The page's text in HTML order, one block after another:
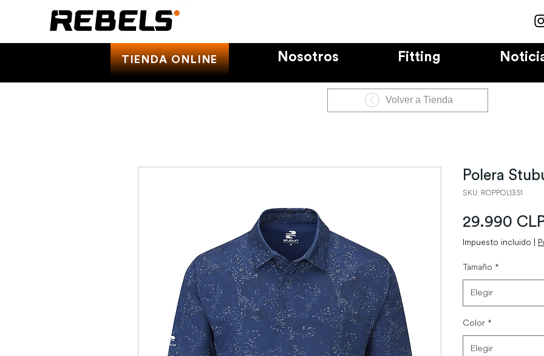
TIENDA ONLINE Nosotros Fitting
Polera
SKU: ROPPOL1351
29.990
Impuesto incluido |
Tamaño *
Elegir
Color *
Elegir
Volver a Tienda